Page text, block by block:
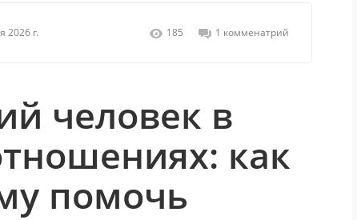
2026 г. 185 1 комменатрий
человек в
как
помочь